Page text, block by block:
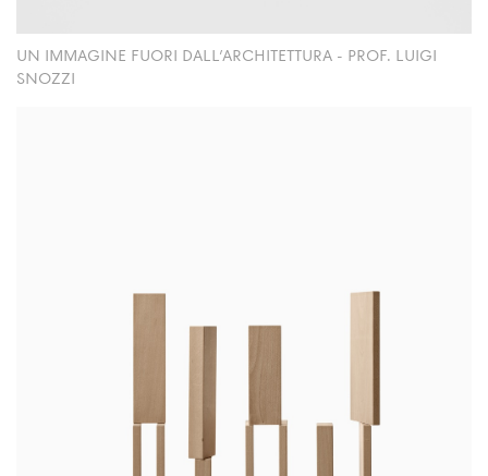
UN IMMAGINE FUORI DALL'ARCHITETTURA - PROF. LUIGI
SNOZZI